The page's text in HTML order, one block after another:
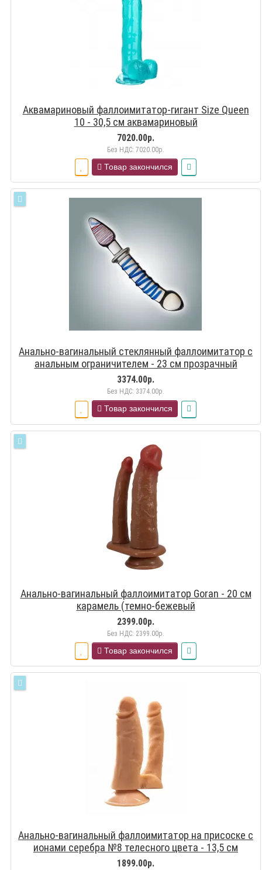
Аквамариновый фаллоимитатор-гигант Size Queen
10 - 30,5 см аквамариновый
7020.00р.
Без НДС: 7020.00р.
Товар закончился
Анально-вагинальный стеклянный фаллоимитатор с
анальным ограничителем - 23 см прозрачный
3374.00р.
Без НДС: 3374.00р.
Товар закончился
Анально-вагинальный фаллоимитатор Goran - 20 см
карамель (темно-бежевый
2399.00р.
Без НДС: 2399.00р.
Товар закончился
Анально-вагинальный фаллоимитатор на присоске с
ионами серебра №8 телесного цвета - 13,5 см
телесный
1899.00р.